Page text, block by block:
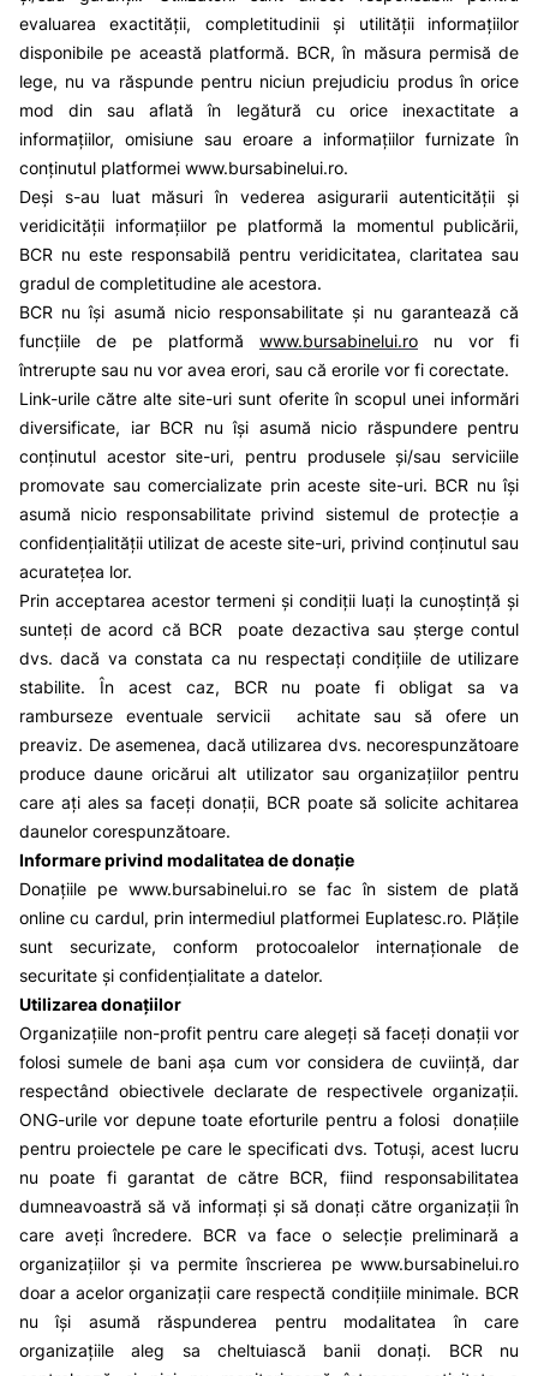
evaluarea exactității, completitudinii și utilității informațiilor
disponibile pe această platformă. BCR, în măsura permisă de
lege, nu va răspunde pentru niciun prejudiciu produs în orice
mod din sau aflată în legătură cu orice inexactitate a
informațiilor, omisiune sau eroare a informațiilor furnizate în
conținutul platformei www.bursabinelui.ro.
Deși s-au luat măsuri în vederea asigurarii autenticității și
veridicității informațiilor pe platformă la momentul publicării,
BCR nu este responsabilă pentru veridicitatea, claritatea sau
gradul de completitudine ale acestora.
BCR nu își asumă nicio responsabilitate și nu garantează că
funcțiile de pe platformă www.bursabinelui.ro nu vor fi
întrerupte sau nu vor avea erori, sau că erorile vor fi corectate.
Link-urile către alte site-uri sunt oferite în scopul unei informări
diversificate, iar BCR nu își asumă nicio răspundere pentru
conținutul acestor site-uri, pentru produsele și/sau serviciile
promovate sau comercializate prin aceste site-uri. BCR nu își
asumă nicio responsabilitate privind sistemul de protecție a
confidențialității utilizat de aceste site-uri, privind conținutul sau
acuratețea lor.
Prin acceptarea acestor termeni și condiții luați la cunoștință și
sunteți de acord că BCR poate dezactiva sau șterge contul
dvs. dacă va constata ca nu respectați condițiile de utilizare
stabilite. În acest caz, BCR nu poate fi obligat sa va
ramburseze eventuale servicii achitate sau să ofere un
preaviz. De asemenea, dacă utilizarea dvs. necorespunzătoare
produce daune oricărui alt utilizator sau organizațiilor pentru
care ați ales sa faceți donații, BCR poate să solicite achitarea
daunelor corespunzătoare.
Informare privind modalitatea de donație
Donațiile pe www.bursabinelui.ro se fac în sistem de plată
online cu cardul, prin intermediul platformei Euplatesc.ro. Plățile
sunt securizate, conform protocoalelor internaționale de
securitate și confidențialitate a datelor.
Utilizarea donațiilor
Organizațiile non-profit pentru care alegeți să faceți donații vor
folosi sumele de bani așa cum vor considera de cuviință, dar
respectând obiectivele declarate de respectivele organizații.
ONG-urile vor depune toate eforturile pentru a folosi donațiile
pentru proiectele pe care le specificati dvs. Totuși, acest lucru
nu poate fi garantat de către BCR, fiind responsabilitatea
dumneavoastră să vă informați și să donați către organizații în
care aveți încredere. BCR va face o selecție preliminară a
organizațiilor și va permite înscrierea pe www.bursabinelui.ro
doar a acelor organizații care respectă condițiile minimale. BCR
nu își asumă răspunderea pentru modalitatea în care
organizațiile aleg sa cheltuiască banii donați. BCR nu